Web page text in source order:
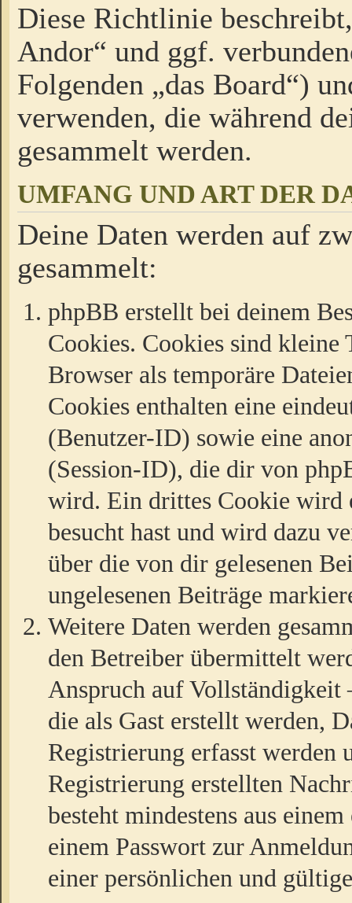
Diese Richtlinie
Andor“ und ggf.
Folgenden „das Board“)
verwenden, die während
gesammelt werden.
UMFANG UND ART DER
Deine Daten werden auf
gesammelt:
phpBB erstellt bei deinem
Cookies. Cookies sind kleine
Browser als temporäre
Cookies enthalten eine
(Benutzer-ID) sowie eine
(Session-ID), die dir von
wird. Ein drittes Cookie wird
besucht hast und wird dazu
über die von dir gelesenen
ungelesenen Beiträge
Weitere Daten werden
den Betreiber übermittelt
Anspruch auf
die als Gast erstellt werden,
Registrierung erfasst werden
Registrierung erstellten
besteht mindestens aus
einem Passwort zur
einer persönlichen und